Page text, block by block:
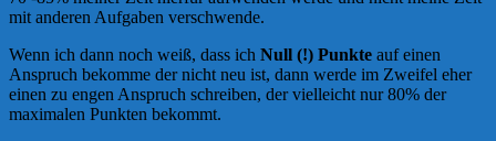
mit anderen Aufgaben verschwende.
Wenn ich dann noch weiß, dass ich Null (!) Punkte auf einen
Anspruch bekomme der nicht neu ist, dann werde im Zweifel eher
einen zu engen Anspruch schreiben, der vielleicht nur 80% der
maximalen Punkten bekommt.